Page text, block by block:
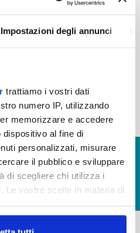
Impostazioni degli annunci
trattiamo i vostri dati
numero IP, utilizzando
memorizzare e accedere
al fine di
personalizzati, misurare
il pubblico e sviluppare
di scegliere chi utilizza i
Le vostre scelte in materia di
scelte. È possibile
2008
2005
1 2 3
7 8
GLOSSARIO
GIUDICA IL SERVIZIO
LAVORA CON NOI